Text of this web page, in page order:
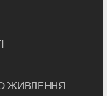
умов
різні
має
сферу
будинків
ЖИВЛЕННЯ